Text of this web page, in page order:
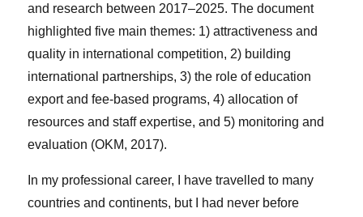
and research between 2017–2025. The document
highlighted five main themes: 1) attractiveness and
quality in international competition, 2) building
international partnerships, 3) the role of education
export and fee-based programs, 4) allocation of
resources and staff expertise, and 5) monitoring and
evaluation (OKM, 2017).
In my professional career, I have travelled to many
countries and continents, but I had never before